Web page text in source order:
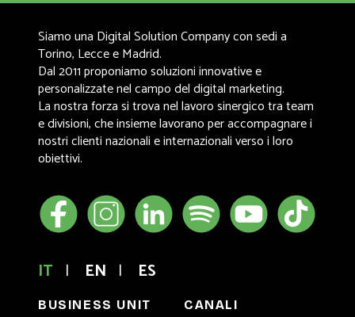
Siamo una Digital Solution Company con sedi a
Torino, Lecce e Madrid.
Dal 2011 proponiamo soluzioni innovative e
personalizzate nel campo del digital marketing.
La nostra forza si trova nel lavoro sinergico tra team
e divisioni, che insieme lavorano per accompagnare i
nostri clienti nazionali e internazionali verso i loro
obiettivi.
IT | EN | ES
BUSINESS UNIT CANALI